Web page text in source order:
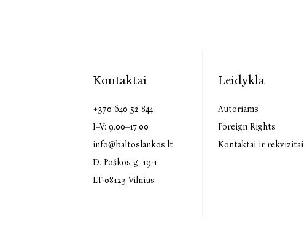
Kontaktai
+370 640 52 844
I–V: 9.00–17.00
info@baltoslankos.lt
D. Poškos g. 19-1
LT-08123 Vilnius
Leidykla
Autoriams
Foreign Rights
Kontaktai ir rekvizitai